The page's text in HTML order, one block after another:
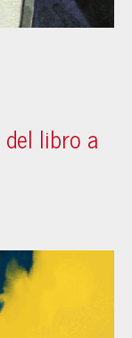
libro a